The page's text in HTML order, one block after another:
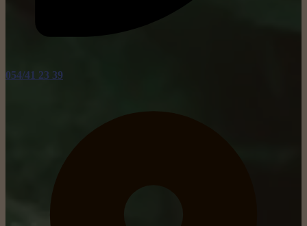
054/41 23 39